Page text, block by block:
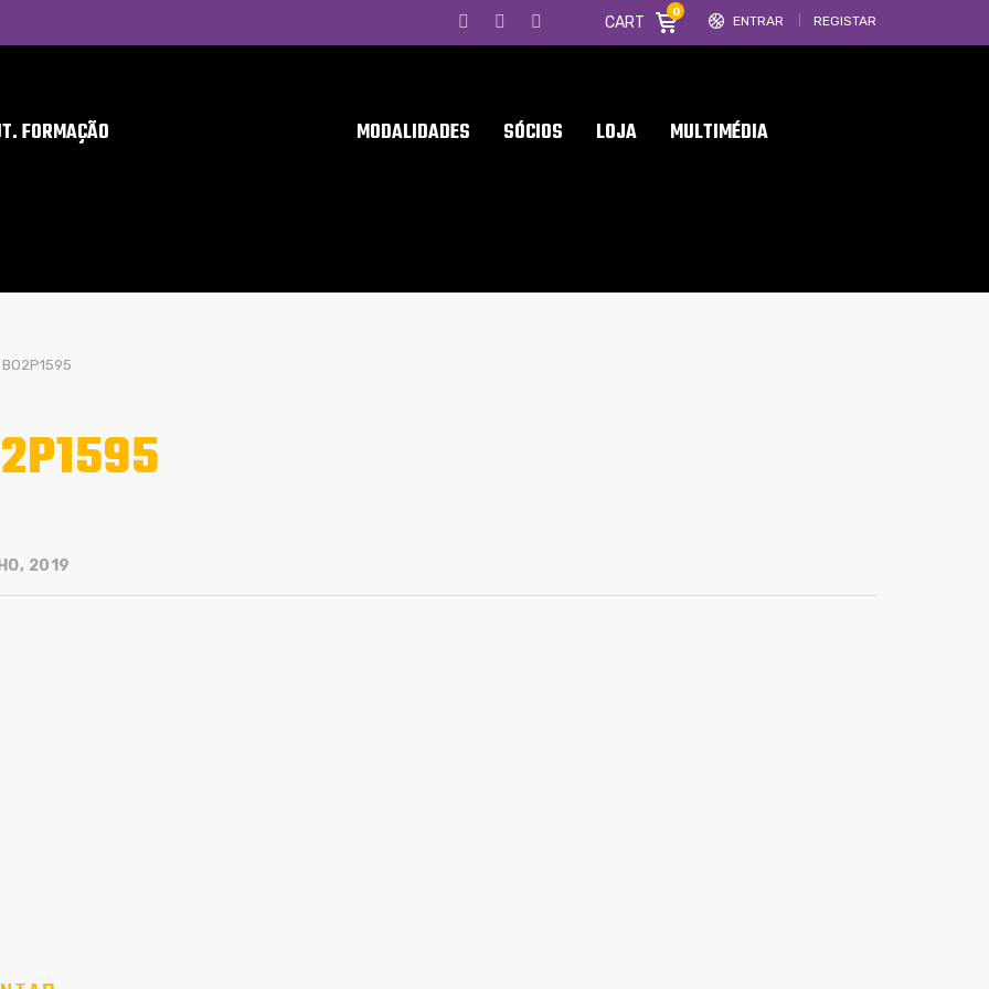
ENTRAR REGISTAR
CART
0
FORMAÇÃO MODALIDADES SÓCIOS LOJA MULTIMÉDIA
BO2P1595
2019